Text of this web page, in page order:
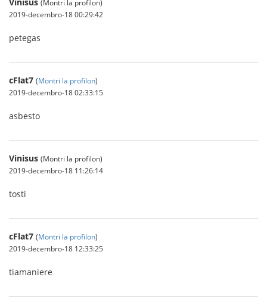
(Montri la profilon)
2019-decembro-18 00:29:42
petegas
cFlat7 (Montri la profilon)
2019-decembro-18 02:33:15
asbesto
Vinisus (Montri la profilon)
2019-decembro-18 11:26:14
tosti
cFlat7 (Montri la profilon)
2019-decembro-18 12:33:25
tiamaniere